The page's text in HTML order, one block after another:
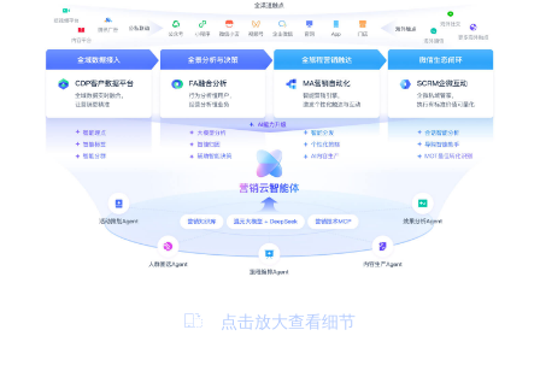
点击放大查看细节